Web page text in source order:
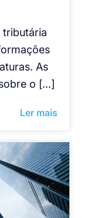
tributária
As
o […]
Ler mais